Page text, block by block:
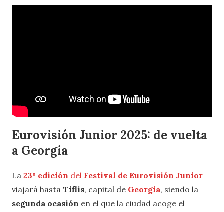
Eurovisión Junior 2025: de vuelta
a Georgia
La 23º edición del Festival de Eurovisión Junior
viajará hasta Tiflis, capital de Georgia, siendo la
segunda ocasión en el que la ciudad acoge el